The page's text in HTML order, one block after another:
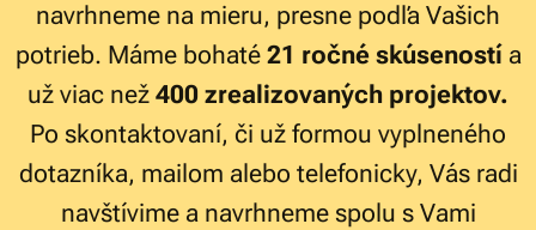
navrhneme na mieru, presne podľa Vašich
potrieb. Máme bohaté 21 ročné skúsenostía
už viac než 400 zrealizovaných projektov.
Po skontaktovaní, či už formou vyplneného
dotazníka, mailom alebo telefonicky, Vás radi
navštívime a navrhneme spolu s Vami